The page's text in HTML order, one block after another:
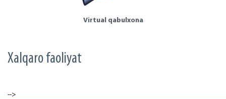
Virtual qabulxona
Xalqaro faoliyat
-->